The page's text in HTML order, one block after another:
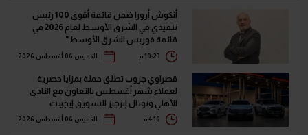
أنكوش أرورا ضمن قائمة أقوى 100 رئيس
تنفيذي في الشرق الأوسط لعام 2026 في
قائمة فوربس الشرق الأوسط"
الخميس 06 أغسطس 2026
قصراوي جروب تطلق حملة بمزايا حصرية
لعملاء شهر أغسطس بالتعاون مع النادي
الأهلي وتوتال إنرجيز للتسويق إيجيبت
الخميس 06 أغسطس 2026